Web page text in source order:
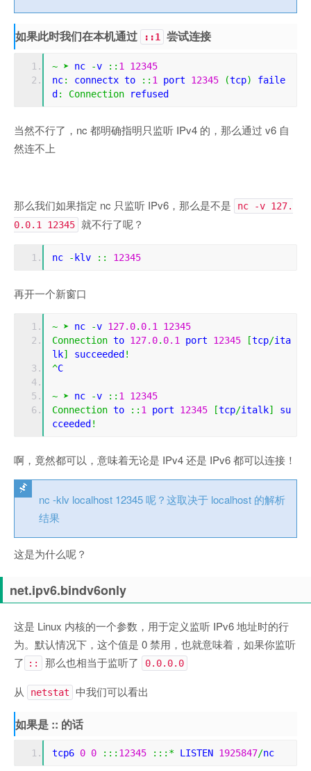
如果此时我们在本机通过 ::1 尝试连接
~ ➤ nc -v :: 1
12345
nc: connectx to :: 1 port 12345 (tcp)
faile
d : Connection refused
当然不行了，nc 都明确指明只监听 IPv4 的，那么通过 v6 自
然连不上
那么我们如果指定 nc 只监听 IPv6，那么是不是
nc -v 127.
0.0.1 12345
就不行了呢？
nc - klv :: 12345
再开一个新窗口
~ ➤ nc -v 127.0. 0.1
12345
Connection to 127.0. 0.1 port 12345 [tcp/ita
lk] succeeded !
^C
~ ➤ nc -v :: 1
12345
Connection to :: 1 port 12345 [tcp/italk]
su
cceeded !
啊，竟然都可以，意味着无论是 IPv4 还是 IPv6 都可以连接！
nc -klv localhost 12345 呢？这取决于 localhost 的解析
结果
这是为什么呢？
net.ipv6.bindv6only
这是 Linux 内核的一个参数，用于定义监听 IPv6 地址时的行
为。默认情况下，这个值是 0 禁用，也就意味着，如果你监听
了
:: 那么也相当于监听了 0.0.0.0
从 netstat 中我们可以看出
如果是 :: 的话
tcp6 0 0 ::: 12345 :::* LISTEN 1925847/nc